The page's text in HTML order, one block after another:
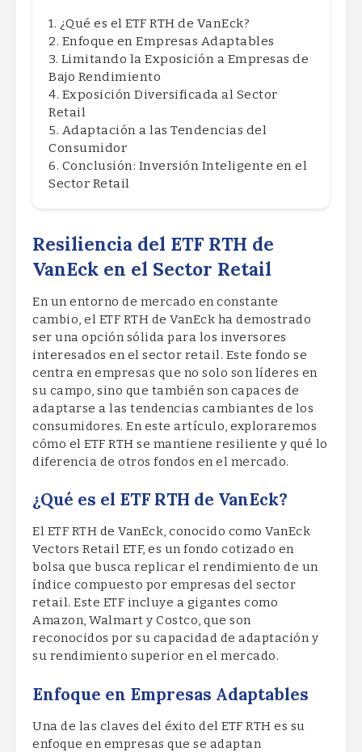
¿Qué es el ETF RTH de VanEck?
Enfoque en Empresas Adaptables
Limitando la Exposición a Empresas de
Bajo Rendimiento
Exposición Diversificada al Sector
Retail
Adaptación a las Tendencias del
Consumidor
Conclusión: Inversión Inteligente en el
Sector Retail
Resiliencia del ETF RTH de
VanEck en el Sector Retail
En un entorno de mercado en constante
cambio, el ETF RTH de VanEck ha demostrado
ser una opción sólida para los inversores
interesados en el sector retail. Este fondo se
centra en empresas que no solo son líderes en
su campo, sino que también son capaces de
adaptarse a las tendencias cambiantes de los
consumidores. En este artículo, exploraremos
cómo el ETF RTH se mantiene resiliente y qué lo
diferencia de otros fondos en el mercado.
¿Qué es el ETF RTH de VanEck?
El ETF RTH de VanEck, conocido como VanEck
Vectors Retail ETF, es un fondo cotizado en
bolsa que busca replicar el rendimiento de un
índice compuesto por empresas del sector
retail. Este ETF incluye a gigantes como
Amazon, Walmart y Costco, que son
reconocidos por su capacidad de adaptación y
su rendimiento superior en el mercado.
Enfoque en Empresas Adaptables
Una de las claves del éxito del ETF RTH es su
enfoque en empresas que se adaptan